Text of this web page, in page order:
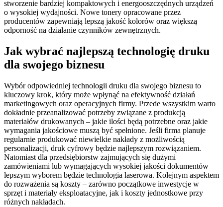
stworzenie bardziej kompaktowych i energooszczędnych urządzeń
o wysokiej wydajności. Nowe tonery opracowane przez
producentów zapewniają lepszą jakość kolorów oraz większą
odporność na działanie czynników zewnętrznych.
Jak wybrać najlepszą technologię druku
dla swojego biznesu
Wybór odpowiedniej technologii druku dla swojego biznesu to
kluczowy krok, który może wpłynąć na efektywność działań
marketingowych oraz operacyjnych firmy. Przede wszystkim warto
dokładnie przeanalizować potrzeby związane z produkcją
materiałów drukowanych – jakie ilości będą potrzebne oraz jakie
wymagania jakościowe muszą być spełnione. Jeśli firma planuje
regularnie produkować niewielkie nakłady z możliwością
personalizacji, druk cyfrowy będzie najlepszym rozwiązaniem.
Natomiast dla przedsiębiorstw zajmujących się dużymi
zamówieniami lub wymagających wysokiej jakości dokumentów
lepszym wyborem będzie technologia laserowa. Kolejnym aspektem
do rozważenia są koszty – zarówno początkowe inwestycje w
sprzęt i materiały eksploatacyjne, jak i koszty jednostkowe przy
różnych nakładach.